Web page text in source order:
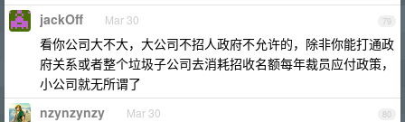
79
jackOff Mar 30
看你公司大不大，大公司不招人政府不允许的，除非你能打通政
府关系或者整个垃圾子公司去消耗招收名额每年裁员应付政策，
小公司就无所谓了
80
nzynzynzy Mar 30